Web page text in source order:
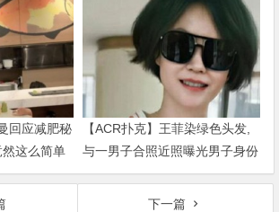
回应减肥秘
这么简单
【ACR扑克】王菲染绿色头发,
与一男子合照近照曝光男子身份
被扒出
下一篇